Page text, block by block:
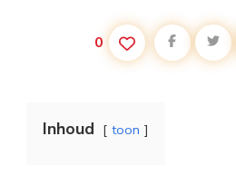
0
Inhoud toon